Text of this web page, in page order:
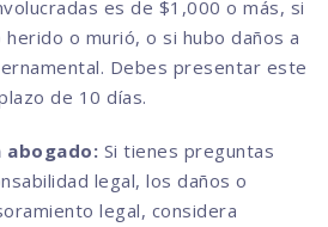
es de $1,000 o más, si
o murió, o si hubo daños a
Debes presentar este
de 10 días.
abogado: Si tienes preguntas
legal, los daños o
legal, considera